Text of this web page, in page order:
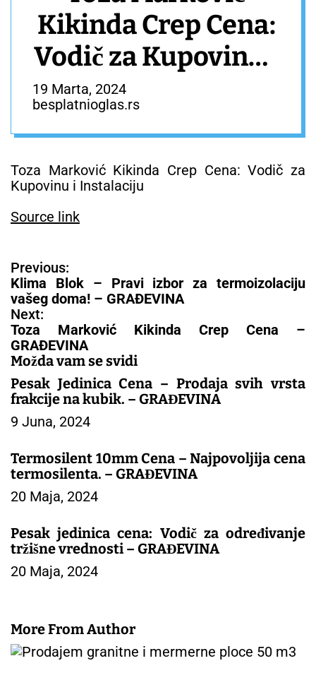
Kikinda Crep Cena:
Vodič za Kupovinu i
Instalaciju –
GRAĐEVINA
19 Marta, 2024
besplatnioglas.rs
Toza Marković Kikinda Crep Cena: Vodič za
Kupovinu i Instalaciju
Source link
N
a
v
i
g
a
c
i
j
a
č
a
n
a
k
Previous:
Klima Blok – Pravi izbor za termoizolaciju
vašeg doma! – GRAĐEVINA
Next:
Toza Marković Kikinda Crep Cena –
GRAĐEVINA
Možda vam se svidi
Pesak Jedinica Cena – Prodaja svih vrsta
frakcije na kubik. – GRAĐEVINA
9 Juna, 2024
Termosilent 10mm Cena – Najpovoljija cena
termosilenta. – GRAĐEVINA
20 Maja, 2024
Pesak jedinica cena: Vodič za određivanje
tržišne vrednosti – GRAĐEVINA
20 Maja, 2024
More From Author